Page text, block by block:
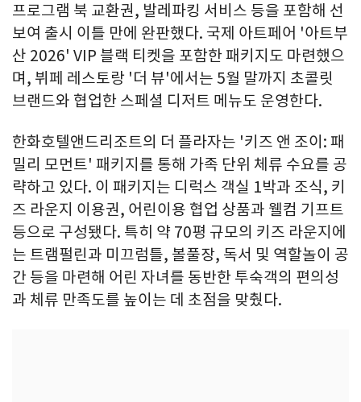
프로그램 북 교환권, 발레파킹 서비스 등을 포함해 선
보여 출시 이틀 만에 완판했다. 국제 아트페어 '아트부
산 2026' VIP 블랙 티켓을 포함한 패키지도 마련했으
며, 뷔페 레스토랑 '더 뷰'에서는 5월 말까지 초콜릿
브랜드와 협업한 스페셜 디저트 메뉴도 운영한다.
한화호텔앤드리조트의 더 플라자는 '키즈 앤 조이: 패
밀리 모먼트' 패키지를 통해 가족 단위 체류 수요를 공
략하고 있다. 이 패키지는 디럭스 객실 1박과 조식, 키
즈 라운지 이용권, 어린이용 협업 상품과 웰컴 기프트
등으로 구성됐다. 특히 약 70평 규모의 키즈 라운지에
는 트램펄린과 미끄럼틀, 볼풀장, 독서 및 역할놀이 공
간 등을 마련해 어린 자녀를 동반한 투숙객의 편의성
과 체류 만족도를 높이는 데 초점을 맞췄다.